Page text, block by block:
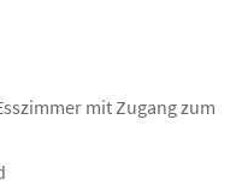
mit Zugang zum